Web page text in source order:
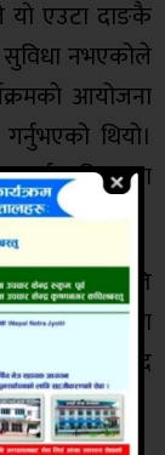
याे एउटा दाङकै
नभएकोले
आयोजना
थियो।
प्रतिबद्धता
धनपति
सहजीकरण
अधिकृत शरद